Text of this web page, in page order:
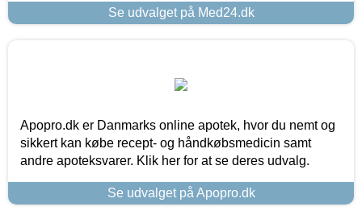
Se udvalget på Med24.dk
Apopro.dk er Danmarks online apotek, hvor du nemt og
sikkert kan købe recept- og håndkøbsmedicin samt
andre apoteksvarer. Klik her for at se deres udvalg.
Se udvalget på Apopro.dk